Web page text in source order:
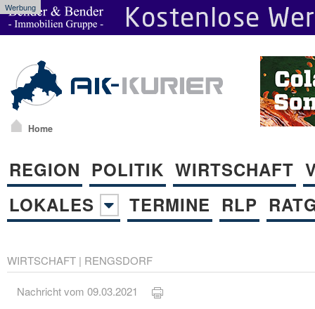
Werbung
Home
REGION POLITIK WIRTSCHAFT
LOKALES
TERMINE RLP
WIRTSCHAFT | RENGSDORF
Nachricht vom 09.03.2021